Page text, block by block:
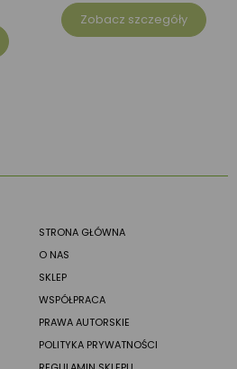
Zobacz szczegóły
STRONA GŁÓWNA
O NAS
SKLEP
WSPÓŁPRACA
PRAWA AUTORSKIE
POLITYKA PRYWATNOŚCI